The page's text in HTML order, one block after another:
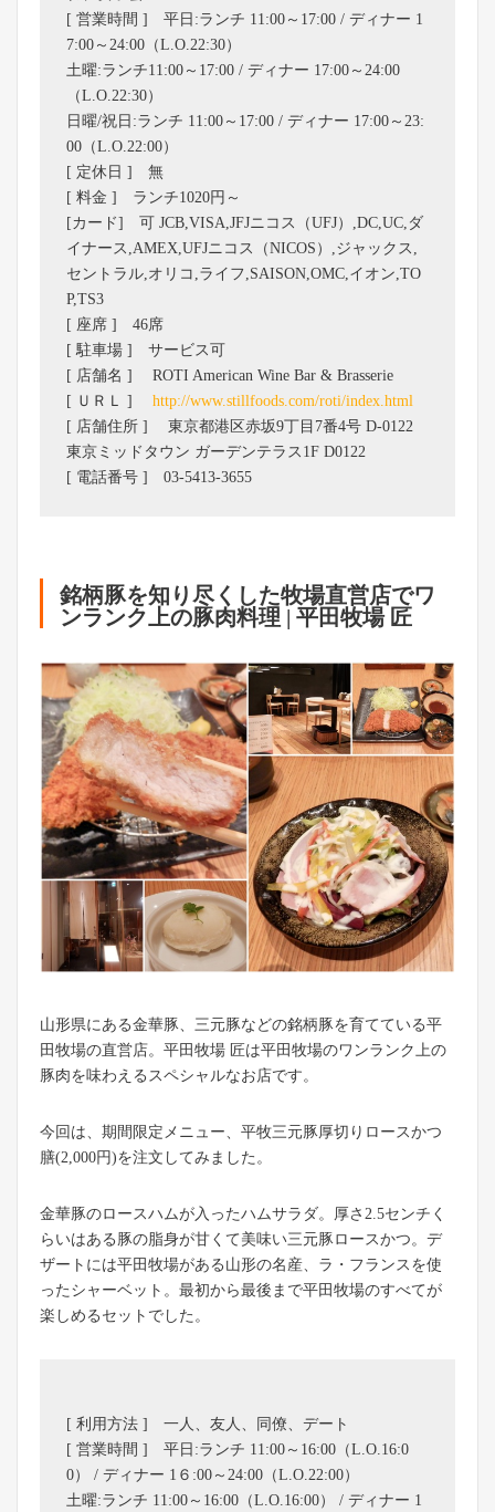
[ 営業時間 ] 平日:ランチ 11:00～17:00 / ディナー 1
7:00～24:00（L.O.22:30）
土曜:ランチ11:00～17:00 / ディナー 17:00～24:00
（L.O.22:30）
日曜/祝日:ランチ 11:00～17:00 / ディナー 17:00～23:
00（L.O.22:00）
[ 定休日 ] 無
[ 料金 ] ランチ1020円～
[カード] 可 JCB,VISA,JFJニコス（UFJ）,DC,UC,ダ
イナース,AMEX,UFJニコス（NICOS）,ジャックス,
セントラル,オリコ,ライフ,SAISON,OMC,イオン,TO
P,TS3
[ 座席 ] 46席
[ 駐車場 ] サービス可
[ 店舗名 ] ROTI American Wine Bar & Brasserie
[ ＵＲＬ ] http://www.stillfoods.com/roti/index.html
[ 店舗住所 ] 東京都港区赤坂9丁目7番4号 D-0122
東京ミッドタウン ガーデンテラス1F D0122
[ 電話番号 ] 03-5413-3655
銘柄豚を知り尽くした牧場直営店でワ
ンランク上の豚肉料理 | 平田牧場 匠
山形県にある金華豚、三元豚などの銘柄豚を育てている平
田牧場の直営店。平田牧場 匠は平田牧場のワンランク上の
豚肉を味わえるスペシャルなお店です。
今回は、期間限定メニュー、平牧三元豚厚切りロースかつ
膳(2,000円)を注文してみました。
金華豚のロースハムが入ったハムサラダ。厚さ2.5センチく
らいはある豚の脂身が甘くて美味い三元豚ロースかつ。デ
ザートには平田牧場がある山形の名産、ラ・フランスを使
ったシャーベット。最初から最後まで平田牧場のすべてが
楽しめるセットでした。
[ 利用方法 ] 一人、友人、同僚、デート
[ 営業時間 ] 平日:ランチ 11:00～16:00（L.O.16:0
0） / ディナー 1６:00～24:00（L.O.22:00）
土曜:ランチ 11:00～16:00（L.O.16:00） / ディナー 1